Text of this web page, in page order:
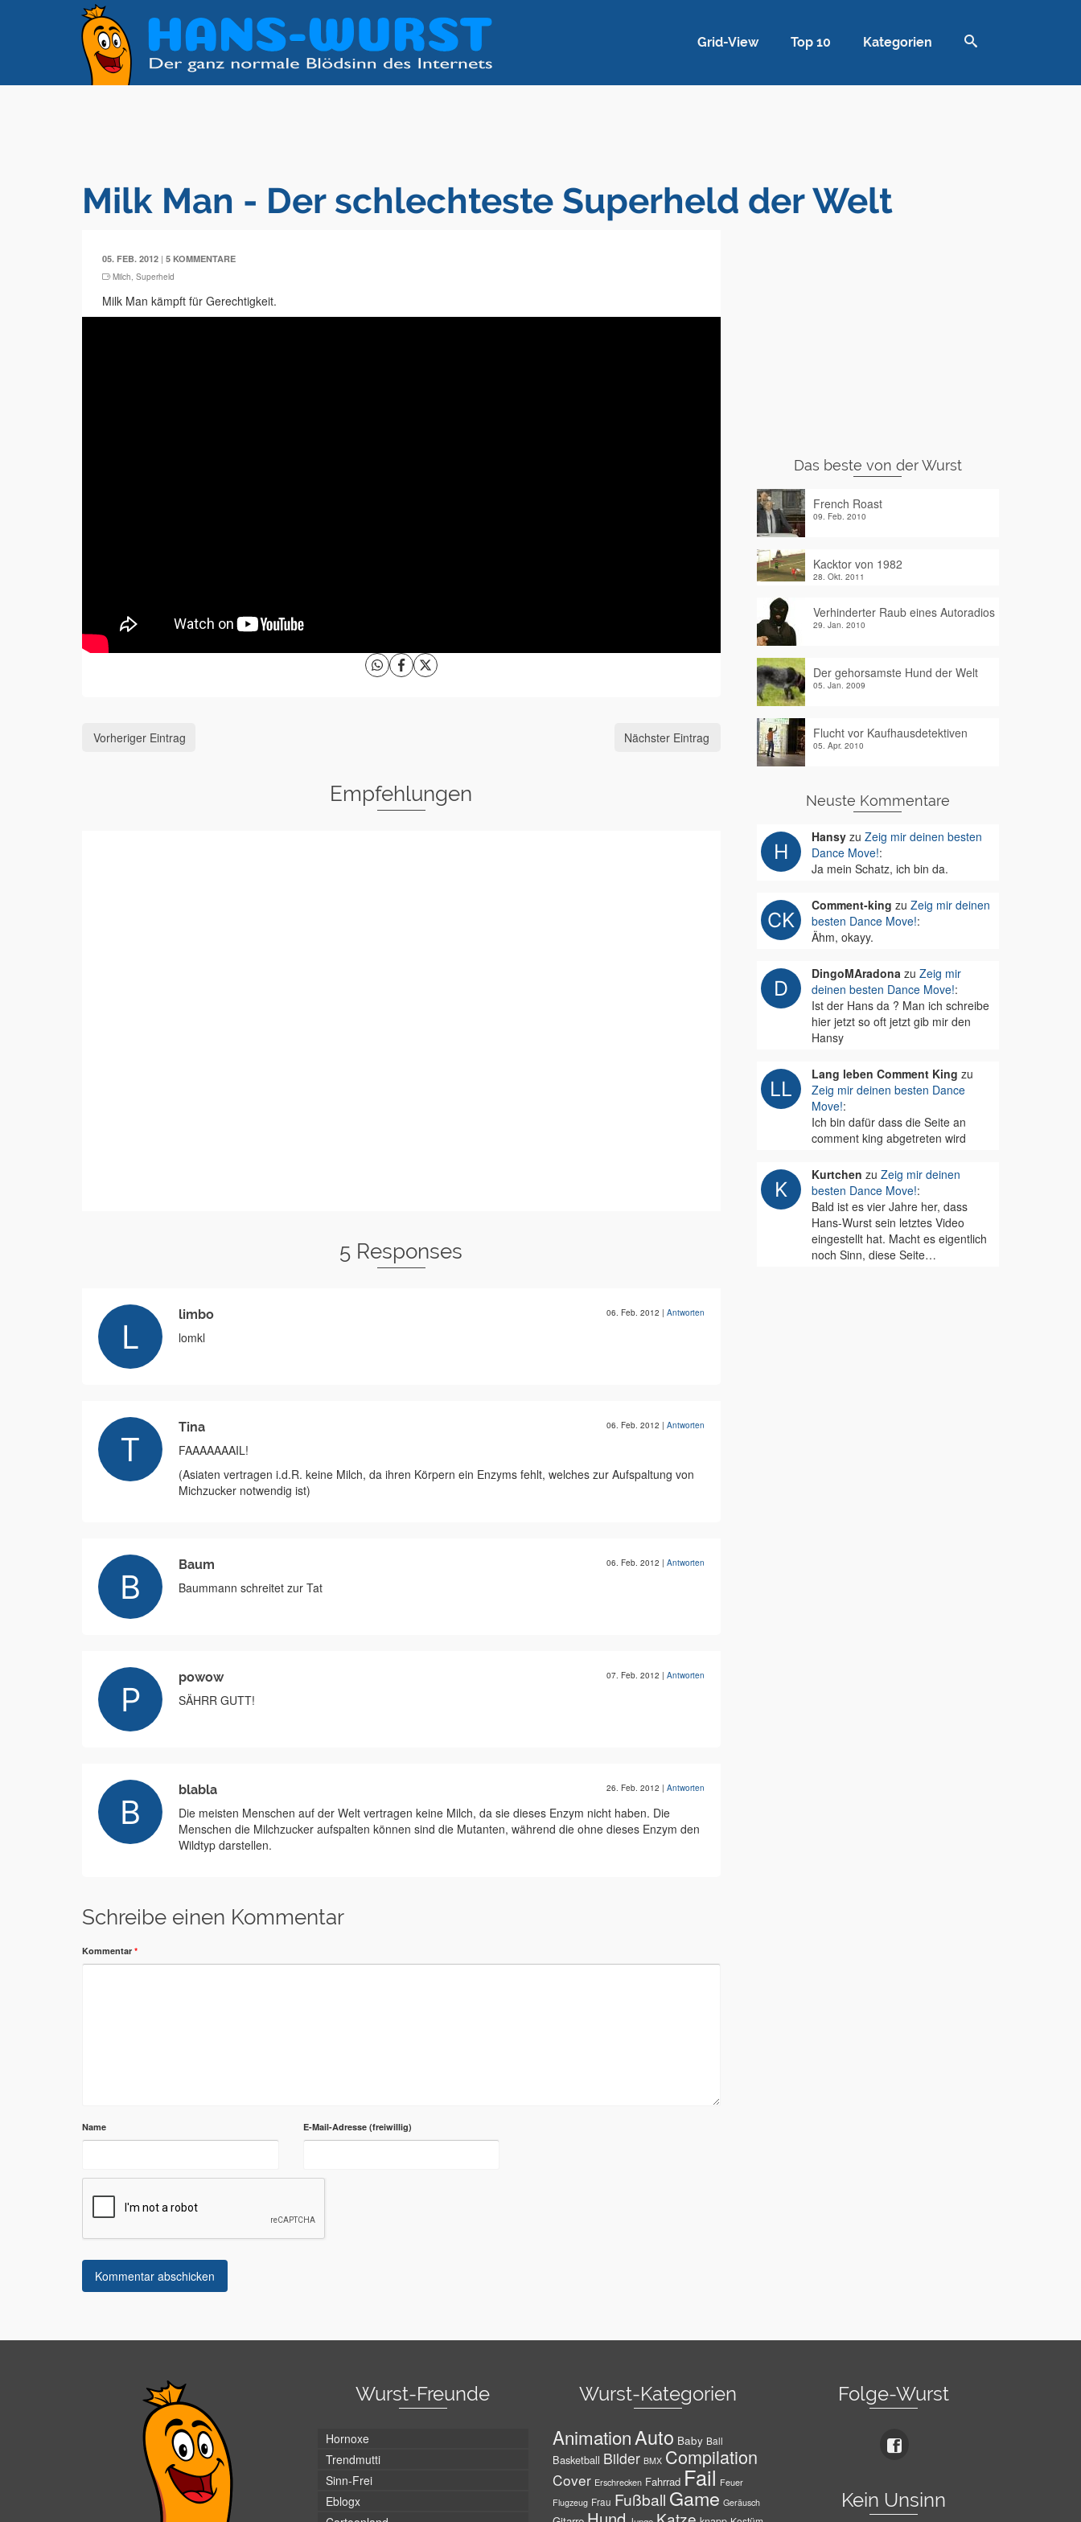
Grid-View Top 10 Kategorien
Milk Man - Der schlechteste Superheld der Welt
05. FEB. 2012 | 5 KOMMENTARE
Milch, Superheld
Milk Man kämpft für Gerechtigkeit.
Vorheriger Eintrag Nächster Eintrag
Empfehlungen
5 Responses
limbo 06. Feb. 2012 | Antworten
lomkl
Tina 06. Feb. 2012 | Antworten
FAAAAAAAIL!
(Asiaten vertragen i.d.R. keine Milch, da ihren Körpern ein Enzyms fehlt, welches zur Aufspaltung von
Michzucker notwendig ist)
Baum 06. Feb. 2012 | Antworten
Baummann schreitet zur Tat
powow 07. Feb. 2012 | Antworten
SÄHRR GUTT!
blabla 26. Feb. 2012 | Antworten
Die meisten Menschen auf der Welt vertragen keine Milch, da sie dieses Enzym nicht haben. Die
Menschen die Milchzucker aufspalten können sind die Mutanten, während die ohne dieses Enzym den
Wildtyp darstellen.
Schreibe einen Kommentar
Kommentar *
Name E-Mail-Adresse
Das beste von der Wurst
French Roast
09. Feb. 2010
Kacktor von 1982
28. Okt. 2011
Verhinderter Raub eines Autoradios
29. Jan. 2010
Der gehorsamste Hund der Welt
05. Jan. 2009
Flucht vor Kaufhausdetektiven
05. Apr. 2010
Neuste Kommentare
Hansyzu Zeig mir deinen besten
Dance Move!:
Ja mein Schatz, ich bin da.
Comment-king zu Zeig mir deinen
besten Dance Move!:
Ähm, okayy.
DingoMAradonazu Zeig mir
deinen besten Dance Move!:
Ist der Hans da ? Man ich schreibe
hier jetzt so oft jetzt gib mir den
Hansy
Lang leben Comment King zu
Zeig mir deinen besten Dance
Move!:
Ich bin dafür dass die Seite an
comment king abgetreten wird
Kurtchen zu Zeig mir deinen
besten Dance Move!:
Bald ist es vier Jahre her, dass
Hans-Wurst sein letztes Video
eingestellt hat. Macht es eigentlich
noch Sinn, diese Seite…
Wurst-Freunde
Hornoxe
Trendmutti
Sinn-Frei
Eblogx
Wurst-Kategorien
AnimationAuto Baby Ball
Basketball Bilder BMX Compilation
Cover Erschrecken Fahrrad Fail Feuer
Flugzeug Frau Fußball Game Geräusch
Folge-Wurst
Kein Unsinn